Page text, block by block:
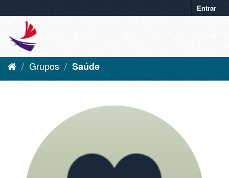
Entrar
Grupos Saúde